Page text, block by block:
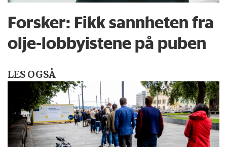
Forsker: Fikk sannheten fra
olje-lobbyistene på puben
LES OGSÅ